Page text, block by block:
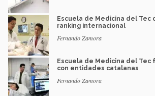
Escuela de Medicina del Tec
ranking internacional
Fernando Zamora
Escuela de Medicina del Tec
con entidades catalanas
Fernando Zamora